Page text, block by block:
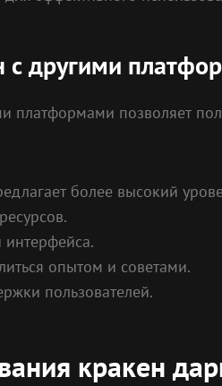
с другими
платформами позволяет
более высокий
интерфейса.
опытом и советами.
пользователей.
кракен